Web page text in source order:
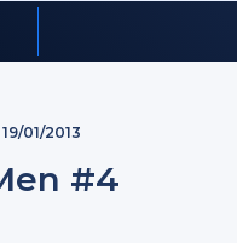
19/01/2013
#4